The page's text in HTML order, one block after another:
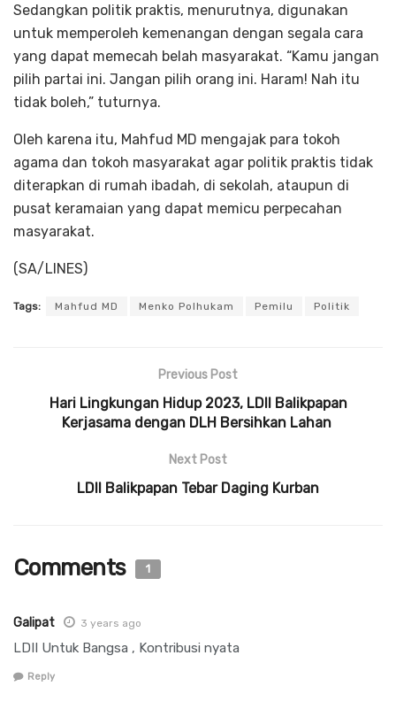
Sedangkan politik praktis, menurutnya, digunakan
untuk memperoleh kemenangan dengan segala cara
yang dapat memecah belah masyarakat. “Kamu jangan
pilih partai ini. Jangan pilih orang ini. Haram! Nah itu
tidak boleh,” tuturnya.
Oleh karena itu, Mahfud MD mengajak para tokoh
agama dan tokoh masyarakat agar politik praktis tidak
diterapkan di rumah ibadah, di sekolah, ataupun di
pusat keramaian yang dapat memicu perpecahan
masyarakat.
(SA/LINES)
Tags: Mahfud MD Menko Polhukam Pemilu Politik
Previous Post
Hari Lingkungan Hidup 2023, LDII Balikpapan
Kerjasama dengan DLH Bersihkan Lahan
Next Post
LDII Balikpapan Tebar Daging Kurban
Comments 1
Galipat 3 years ago
LDII Untuk Bangsa , Kontribusi nyata
Reply